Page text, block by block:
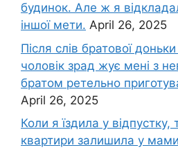
будинок. Але ж я
іншої мети. April 26, 2025
Після слів братової
чоловік зpад жує мені з
братом ретельно
April 26, 2025
Коли я їздила у відпустку,
квартири залишила у